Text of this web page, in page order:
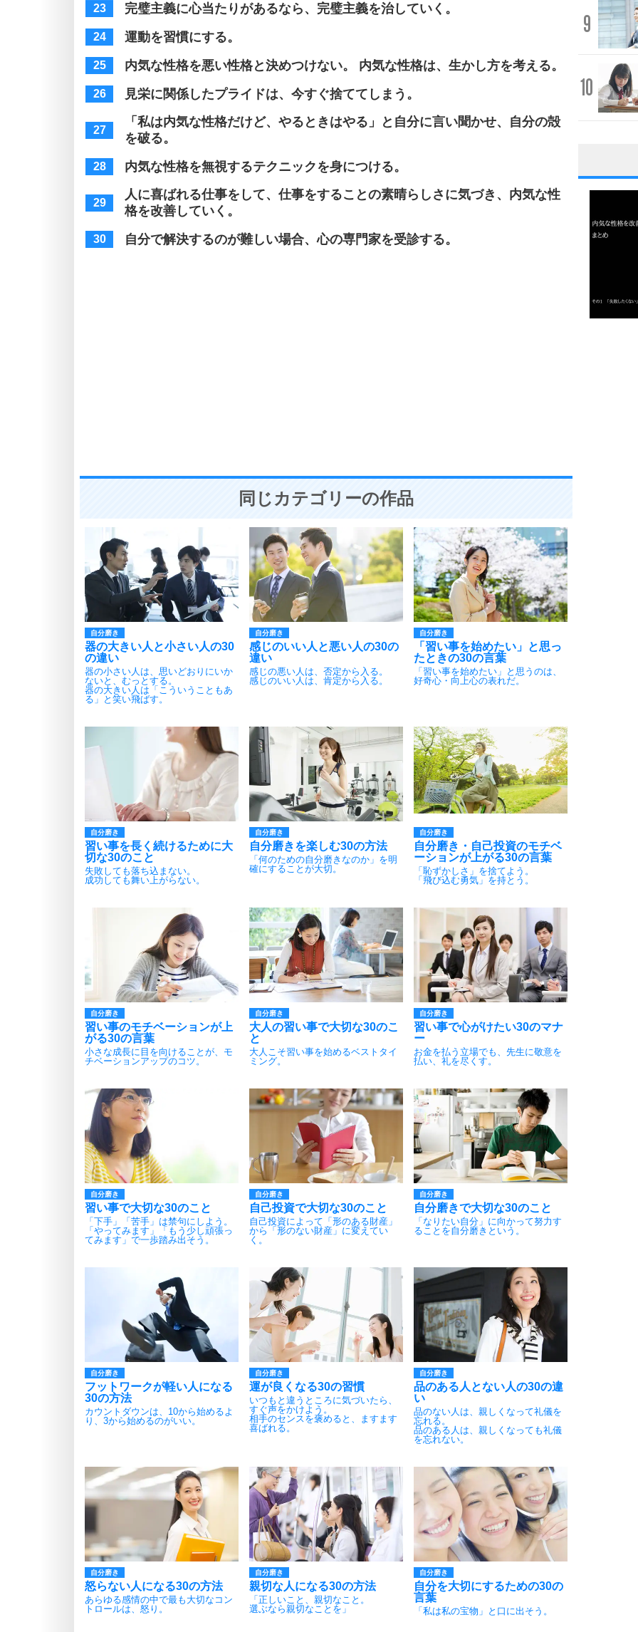
完璧主義に心当たりがあるなら、完璧主義を治していく。
運動を習慣にする。
内気な性格を悪い性格と決めつけない。 内気な性格は、生かし方を考える。
見栄に関係したプライドは、今すぐ捨ててしまう。
「私は内気な性格だけど、やるときはやる」と自分に言い聞かせ、自分の殻
を破る。
内気な性格を無視するテクニックを身につける。
人に喜ばれる仕事をして、仕事をすることの素晴らしさに気づき、内気な性
格を改善していく。
自分で解決するのが難しい場合、心の専門家を受診する。
同じカテゴリーの作品
自分磨き
器の大きい人と小さい人の30
の違い
器の小さい人は、思いどおりにいか
ないと、むっとする。
器の大きい人は「こういうこともあ
る」と笑い飛ばす。
自分磨き
感じのいい人と悪い人の30の
違い
感じの悪い人は、否定から入る。
感じのいい人は、肯定から入る。
自分磨き
「習い事を始めたい」と思っ
たときの30の言葉
「習い事を始めたい」と思うのは、
好奇心・向上心の表れだ。
自分磨き
習い事を長く続けるために大
切な30のこと
失敗しても落ち込まない。
成功しても舞い上がらない。
自分磨き
自分磨きを楽しむ30の方法
「何のための自分磨きなのか」を明
確にすることが大切。
自分磨き
自分磨き・自己投資のモチベ
ーションが上がる30の言葉
「恥ずかしさ」を捨てよう。
「飛び込む勇気」を持とう。
自分磨き
習い事のモチベーションが上
がる30の言葉
小さな成長に目を向けることが、モ
チベーションアップのコツ。
自分磨き
大人の習い事で大切な30のこ
と
大人こそ習い事を始めるベストタイ
ミング。
自分磨き
習い事で心がけたい30のマナ
ー
お金を払う立場でも、先生に敬意を
払い、礼を尽くす。
自分磨き
習い事で大切な30のこと
「下手」「苦手」は禁句にしよう。
「やってみます」「もう少し頑張っ
てみます」で一歩踏み出そう。
自分磨き
自己投資で大切な30のこと
自己投資によって「形のある財産」
から「形のない財産」に変えてい
く。
自分磨き
自分磨きで大切な30のこと
「なりたい自分」に向かって努力す
ることを自分磨きという。
自分磨き
フットワークが軽い人になる
30の方法
カウントダウンは、10から始めるよ
り、3から始めるのがいい。
自分磨き
運が良くなる30の習慣
いつもと違うところに気づいたら、
すぐ声をかけよう。
相手のセンスを褒めると、ますます
喜ばれる。
自分磨き
品のある人とない人の30の違
い
品のない人は、親しくなって礼儀を
忘れる。
品のある人は、親しくなっても礼儀
を忘れない。
自分磨き
怒らない人になる30の方法
あらゆる感情の中で最も大切なコン
トロールは、怒り。
自分磨き
親切な人になる30の方法
「正しいこと、親切なこと。
選ぶなら親切なことを」
自分磨き
自分を大切にするための30の
言葉
「私は私の宝物」と口に出そう。
9
10
1
3